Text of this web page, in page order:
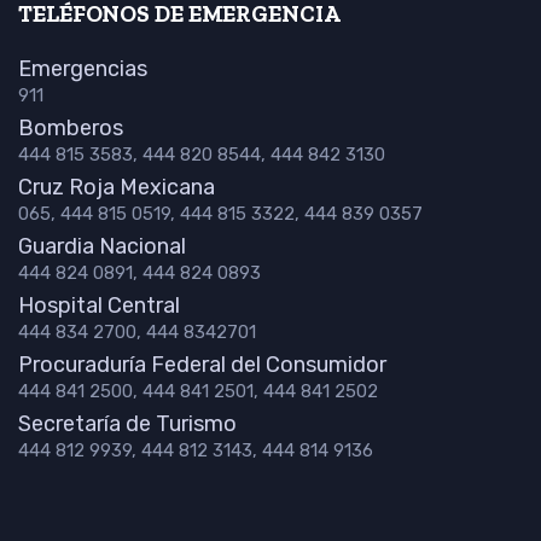
TELÉFONOS DE EMERGENCIA
Emergencias
911
Bomberos
444 815 3583, 444 820 8544, 444 842 3130
Cruz Roja Mexicana
065, 444 815 0519, 444 815 3322, 444 839 0357
Guardia Nacional
444 824 0891, 444 824 0893
Hospital Central
444 834 2700, 444 8342701
Procuraduría Federal del Consumidor
444 841 2500, 444 841 2501, 444 841 2502
Secretaría de Turismo
444 812 9939, 444 812 3143, 444 814 9136